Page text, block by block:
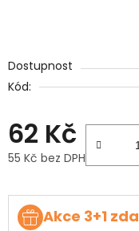
Dostupnost
Kód:
62 Kč
55 Kč bez DPH
Akce 3+1